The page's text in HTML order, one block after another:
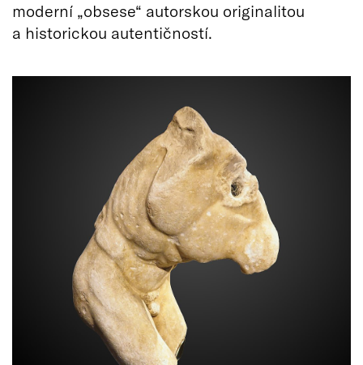
moderní „obsese“ autorskou originalitou
a historickou autentičností.